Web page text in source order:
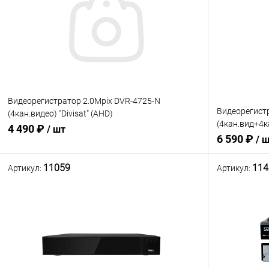
Видеорегистратор 2.0Mpix DVR-4725-N
(4кан.видео) "Divisat" (AHD)
Гибридный;VGA;HDMI/Процессор:Hi3520DV200/
4 490 ₽ / шт
Сравнение
Гибридный
6 590 ₽ /
Артикул: 11059 Артикул: